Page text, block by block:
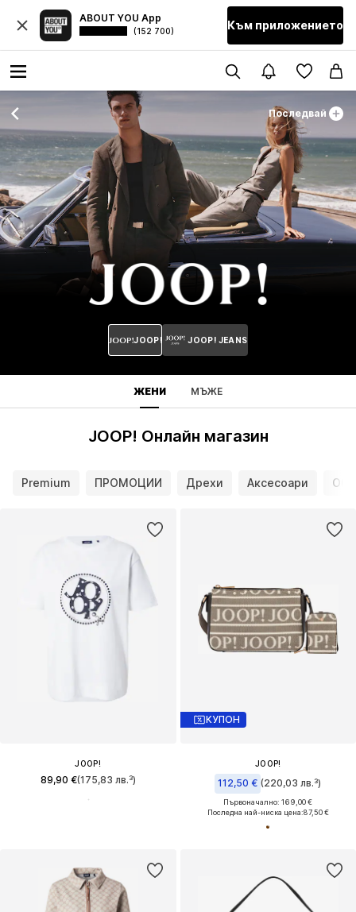
ABOUT YOU App
(152 700) Към приложението
Последвай
JOOP! JOOP! JEANS
ЖЕНИ МЪЖЕ
JOOP! Онлайн магазин
Premium ПРОМОЦИИ Дрехи Аксесоари
JOOP!
89,90 €(175,83 лв.³)
КУПОН
JOOP!
112,50 € (220,03 лв.³)
Първоначално: 169,00 €
Последна най-ниска цена:87,50 €